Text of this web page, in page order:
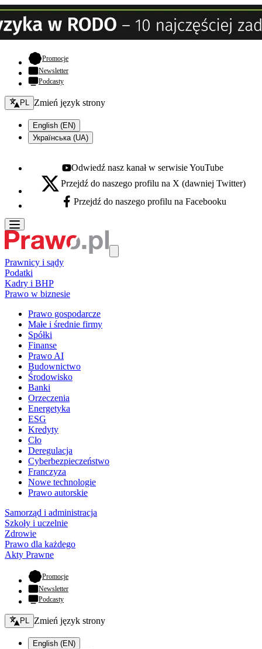
Promocje- otwiera się w nowej karcie
Newsletter
Podcasty
Zmień język - bieżący:
PL Zmień język strony
English (EN)
Українська (UA)
Youtube - otwiera się w nowej karcie
Odwiedź nasz kanał w serwisie YouTube
X - otwiera się w nowej karcie
Przejdź do naszego profilu na X (dawniej Twitter)
Facebook - otwiera się w nowej karcie
Przejdź do naszego profilu na Facebooku
Prawnicy i sądy
Podatki
Kadry i BHP
Prawo w biznesie
Prawo gospodarcze
Małe i średnie firmy
Spółki
Finanse
Prawo AI
Budownictwo
Środowisko
Banki
Orzeczenia
Energetyka
ESG
Kredyty
Cło
Deregulacja
Cyberbezpieczeństwo
Franczyza
Nowe technologie
Prawo autorskie
Samorząd i administracja
Szkoły i uczelnie
Zdrowie
Prawo dla każdego
Akty Prawne
Promocje- otwiera się w nowej karcie
Newsletter
Podcasty
Zmień język - bieżący:
PL Zmień język strony
English (EN)